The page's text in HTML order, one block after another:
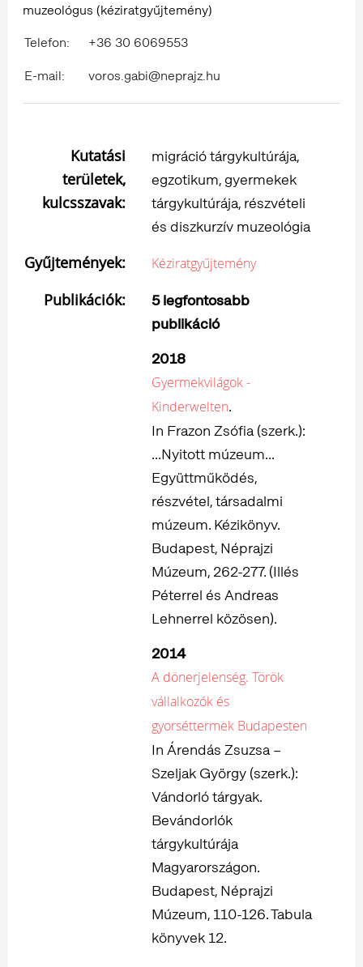
muzeológus (kéziratgyűjtemény)
Telefon:
+36 30 6069553
E-mail:
voros.gabi@neprajz.hu
Kutatási
területek,
kulcsszavak:
migráció tárgykultúrája,
egzotikum, gyermekek
tárgykultúrája, részvételi
és diszkurzív muzeológia
Gyűjtemények: Kéziratgyűjtemény
Publikációk:
5 legfontosabb
publikáció
2018
Gyermekvilágok -
Kinderwelten.
In Frazon Zsófia (szerk.):
...Nyitott múzeum...
Együttműködés,
részvétel, társadalmi
múzeum. Kézikönyv.
Budapest, Néprajzi
Múzeum, 262-277. (Illés
Péterrel és Andreas
Lehnerrel közösen).
2014
A dönerjelenség. Török
vállalkozók és
gyorséttermek Budapesten
In Árendás Zsuzsa –
Szeljak György (szerk.):
Vándorló tárgyak.
Bevándorlók
tárgykultúrája
Magyarországon.
Budapest, Néprajzi
Múzeum, 110-126. Tabula
könyvek 12.